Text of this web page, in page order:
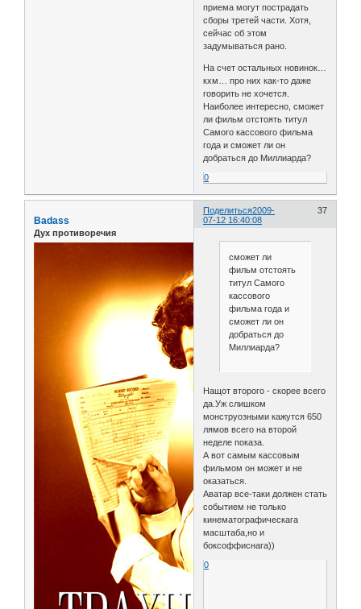
приема могут пострадать
сборы третей части. Хотя,
сейчас об этом
задумываться рано.
На счет остальных новинок…
кхм… про них как-то даже
говорить не хочется.
Наиболее интересно, сможет
ли фильм отстоять титул
Самого кассового фильма
года и сможет ли он
добраться до Миллиарда?
0
Поделиться 37
2009-
07-12 16:40:08
Badass
Дух противоречия
сможет ли
фильм отстоять
титул Самого
кассового
фильма года и
сможет ли он
добраться до
Миллиарда?
Нащот второго - скорее всего
да.Уж слишком
монструозными кажутся 650
лямов всего на второй
неделе показа.
А вот самым кассовым
фильмом он может и не
оказаться.
Аватар все-таки должен стать
событием не только
кинематографическага
масштаба,но и
боксоффиснага))
0